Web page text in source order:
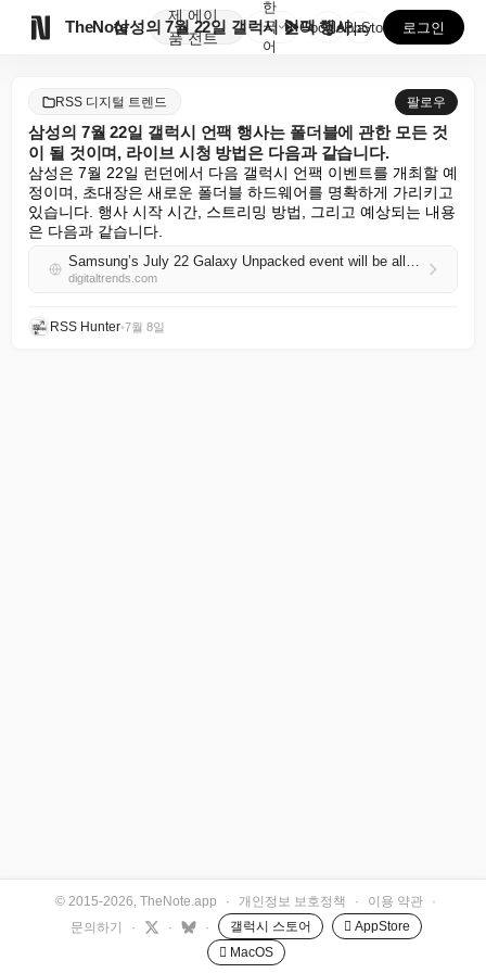
TheNote
제
품
에이
전트
삼성의 7월 22일 갤럭시 언팩 행사는 폴더블에 관한 ...
한
국
어
GooglePlay
AppStore 로그인
RSS 디지털 트렌드 팔로우
삼성의 7월 22일 갤럭시 언팩 행사는 폴더블에 관한 모든 것
이 될 것이며, 라이브 시청 방법은 다음과 같습니다.
삼성은 7월 22일 런던에서 다음 갤럭시 언팩 이벤트를 개최할 예
정이며, 초대장은 새로운 폴더블 하드웨어를 명확하게 가리키고
있습니다. 행사 시작 시간, 스트리밍 방법, 그리고 예상되는 내용
은 다음과 같습니다.
Samsung’s July 22 Galaxy Unpacked event will be all about foldables, here’s how you can tune in live
digitaltrends.com
RSS Hunter•7월 8일
© 2015-2026, TheNote.app · 개인정보 보호정책 · 이용 약관
·
문의하기
· · · 갤럭시 스토어
 AppStore
 MacOS